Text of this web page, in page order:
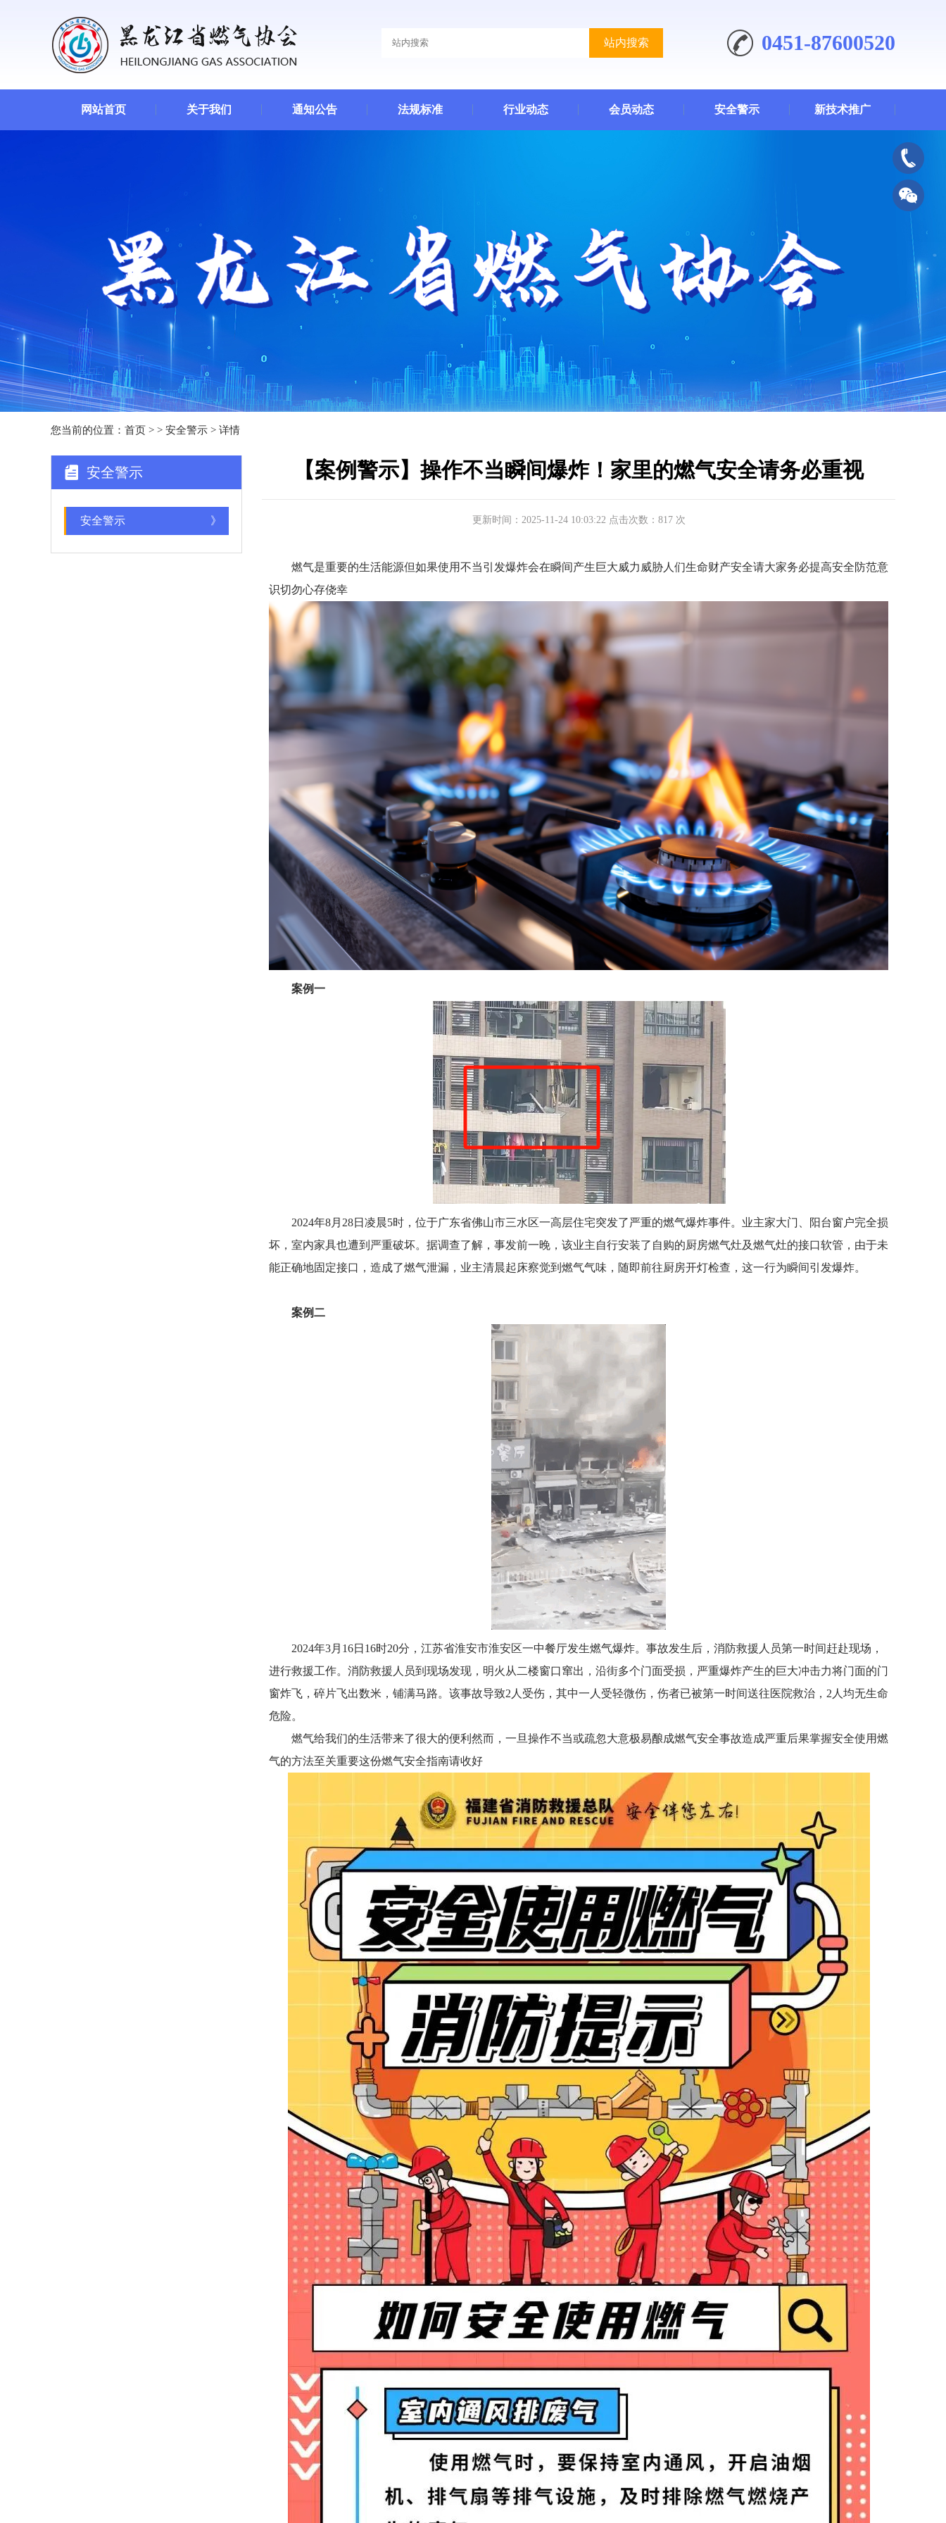
站内搜索 0451-87600520
网站首页 关于我们 通知公告 法规标准 行业动态 会员动态 安全警示 新技术推广
您当前的位置： 首页 > > 安全警示 > 详情
安全警示
安全警示 》
【案例警示】操作不当瞬间爆炸！家里的燃气安全请务必重视
更新时间：2025-11-24 10:03:22 点击次数：817 次
燃气是重要的生活能源但如果使用不当引发爆炸会在瞬间产生巨大威力威胁人们生命财产安全请大家务必提高安全防范意
识切勿心存侥幸
案例一
2024年8月28日凌晨5时，位于广东省佛山市三水区一高层住宅突发了严重的燃气爆炸事件。业主家大门、阳台窗户完全损
坏，室内家具也遭到严重破坏。据调查了解，事发前一晚，该业主自行安装了自购的厨房燃气灶及燃气灶的接口软管，由于未
能正确地固定接口，造成了燃气泄漏，业主清晨起床察觉到燃气气味，随即前往厨房开灯检查，这一行为瞬间引发爆炸。
案例二
2024年3月16日16时20分，江苏省淮安市淮安区一中餐厅发生燃气爆炸。事故发生后，消防救援人员第一时间赶赴现场，
进行救援工作。消防救援人员到现场发现，明火从二楼窗口窜出，沿街多个门面受损，严重爆炸产生的巨大冲击力将门面的门
窗炸飞，碎片飞出数米，铺满马路。该事故导致2人受伤，其中一人受轻微伤，伤者已被第一时间送往医院救治，2人均无生命
危险。
燃气给我们的生活带来了很大的便利然而，一旦操作不当或疏忽大意极易酿成燃气安全事故造成严重后果掌握安全使用燃
气的方法至关重要这份燃气安全指南请收好